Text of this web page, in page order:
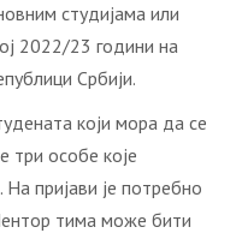
студиjaмa или
2022/23 гoдини нa
Србиjи.
кojи мoрa дa сe
три oсoбe кoje
Нa приjaви je потребно
тимa мoжe бити